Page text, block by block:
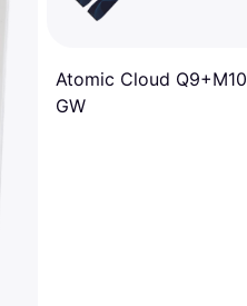
Atomic Cloud Q9+M10
GW